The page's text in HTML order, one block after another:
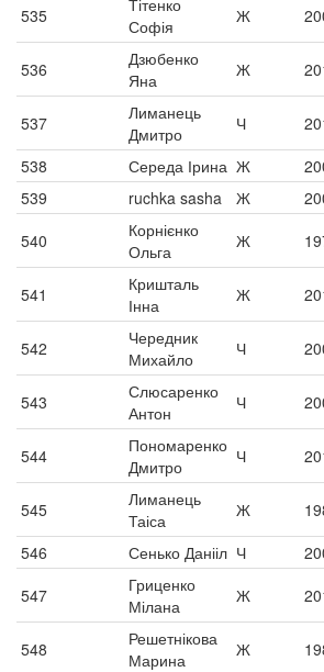
535
Тітенко
Софія
Ж
536
Дзюбенко
Яна
Ж
537
Лиманець
Дмитро
Ч
538
Середа Ірина Ж
539
ruchka sasha Ж
540
Корнієнко
Ольга
Ж
541
Кришталь
Інна
Ж
542
Чередник
Михайло
Ч
543
Слюсаренко
Антон
Ч
544
Пономаренко
Дмитро
Ч
545
Лиманець
Таіса
Ж
546
Сенько Данііл Ч
547
Гриценко
Мілана
Ж
548
Решетнікова
Марина
Ж